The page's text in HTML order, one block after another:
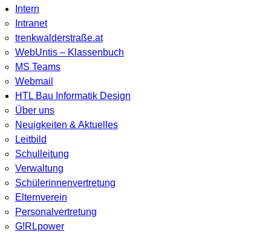
Intern
Intranet
trenkwalderstraße.at
WebUntis – Klassenbuch
MS Teams
Webmail
HTL Bau Informatik Design
Über uns
Neuigkeiten & Aktuelles
Leitbild
Schulleitung
Verwaltung
Schülerinnenvertretung
Elternverein
Personalvertretung
G!RLpower